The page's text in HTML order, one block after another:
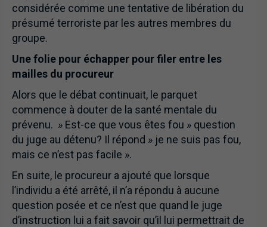
considérée comme une tentative de libération du
présumé terroriste par les autres membres du
groupe.
Une folie pour échapper pour filer entre les
mailles du procureur
Alors que le débat continuait, le parquet
commence à douter de la santé mentale du
prévenu. » Est-ce que vous êtes fou » question
du juge au détenu? Il répond » je ne suis pas fou,
mais ce n’est pas facile ».
En suite, le procureur a ajouté que lorsque
l’individu a été arrêté, il n’a répondu à aucune
question posée et ce n’est que quand le juge
d’instruction lui a fait savoir qu’il lui permettrait de